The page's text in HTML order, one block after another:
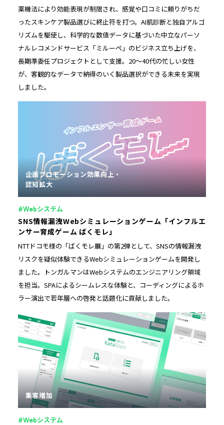
薬機法により効能表現が制限され、感覚や口コミに頼りがちだ
ったスキンケア製品選びに終止符を打つ。AI肌診断と独自アルゴ
リズムを駆使し、科学的な数値データに基づいた中立なパーソ
ナルレコメンドサービス「ミルーペ」のビジネス立ち上げを、
長期準委任プロジェクトとして支援。20～40代の忙しい女性
が、客観的なデータで納得のいく製品選択ができる未来を実現
しました。
企画プロモーション効果向上
認知拡大
#Webシステム
SNS情報漏洩Webシミュレーションゲーム「インフルエ
ンサー育成ゲーム ばくモレ」
NTTドコモ様の「ばくモレ展」の第2弾として、SNSの情報漏洩
リスクを疑似体験できるWebシミュレーションゲームを開発し
ました。トンガルマンはWebシステムのエンジニアリング領域
を担当。SPAによるシームレスな体験と、コーディングによるホ
ラー演出で若年層への啓発と話題化に貢献しました。
集客増加
#Webシステム